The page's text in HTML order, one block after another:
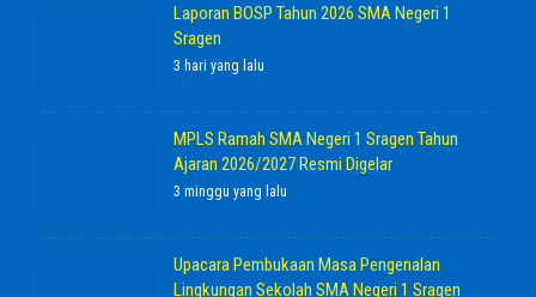
Laporan BOSP Tahun 2026 SMA Negeri 1
Sragen
3 hari yang lalu
MPLS Ramah SMA Negeri 1 Sragen Tahun
Ajaran 2026/2027 Resmi Digelar
3 minggu yang lalu
Upacara Pembukaan Masa Pengenalan
Lingkungan Sekolah SMA Negeri 1 Sragen